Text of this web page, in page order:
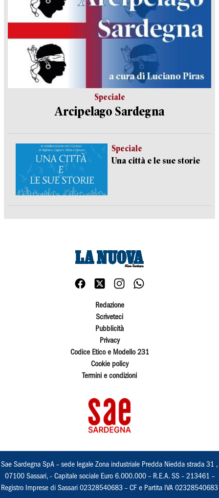
Speciale
Arcipelago Sardegna
Speciale
Una città e le sue storie
Redazione
Scriveteci
Pubblicità
Privacy
Codice Etico e Modello 231
Cookie policy
Termini e condizioni
Sae Sardegna SpA – sede legale Zona industriale Predda Niedda strada 31 ,
07100 Sassari, - Capitale sociale Euro 6.000.000 – R.E.A. SS – 213461 –
Registro Imprese di Sassari 02328540683 – CF e Partita IVA 02328540683